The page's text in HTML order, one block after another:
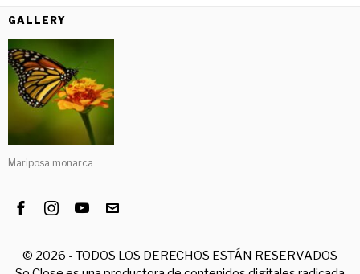
GALLERY
Mariposa monarca
© 2026 - TODOS LOS DERECHOS ESTÁN RESERVADOS